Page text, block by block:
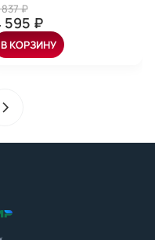
₽
595 ₽
В КОРЗИНУ